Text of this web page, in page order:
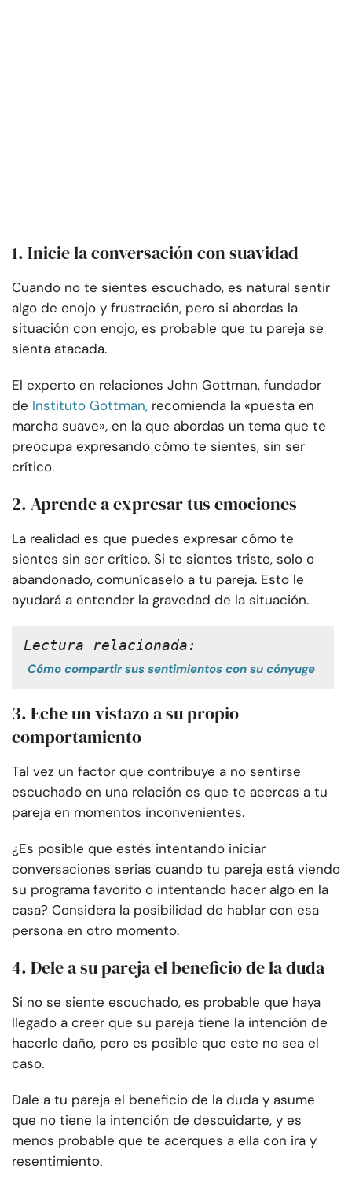
1. Inicie la conversación con suavidad
Cuando no te sientes escuchado, es natural sentir
algo de enojo y frustración, pero si abordas la
situación con enojo, es probable que tu pareja se
sienta atacada.
El experto en relaciones John Gottman, fundador
de Instituto Gottman, recomienda la «puesta en
marcha suave», en la que abordas un tema que te
preocupa expresando cómo te sientes, sin ser
crítico.
2. Aprende a expresar tus emociones
La realidad es que puedes expresar cómo te
sientes sin ser crítico. Si te sientes triste, solo o
abandonado, comunícaselo a tu pareja. Esto le
ayudará a entender la gravedad de la situación.
Lectura relacionada:
Cómo compartir sus sentimientos con su cónyuge
3. Eche un vistazo a su propio
comportamiento
Tal vez un factor que contribuye a no sentirse
escuchado en una relación es que te acercas a tu
pareja en momentos inconvenientes.
¿Es posible que estés intentando iniciar
conversaciones serias cuando tu pareja está viendo
su programa favorito o intentando hacer algo en la
casa? Considera la posibilidad de hablar con esa
persona en otro momento.
4. Dele a su pareja el beneficio de la duda
Si no se siente escuchado, es probable que haya
llegado a creer que su pareja tiene la intención de
hacerle daño, pero es posible que este no sea el
caso.
Dale a tu pareja el beneficio de la duda y asume
que no tiene la intención de descuidarte, y es
menos probable que te acerques a ella con ira y
resentimiento.